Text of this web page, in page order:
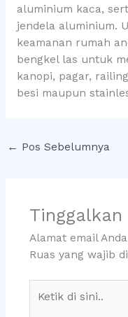
aluminium kaca,
jendela aluminium.
keamanan rumah
bengkel las untuk
kanopi, pagar,
besi maupun
← Pos Sebelumnya
Alamat email
Ruas yang wajib